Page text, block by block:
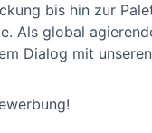
bis hin zur
Als global
Dialog mit